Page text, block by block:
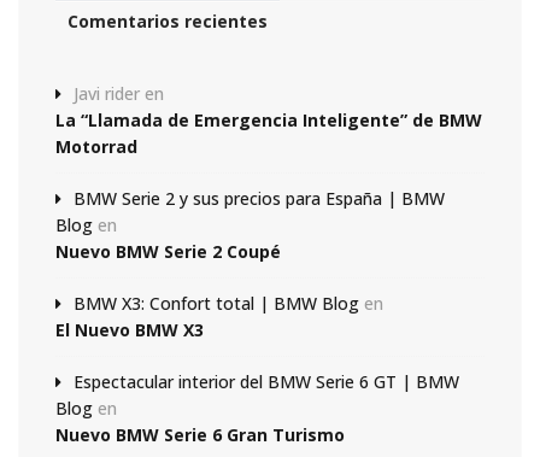
Comentarios recientes
Javi rider en
La “Llamada de Emergencia Inteligente” de BMW
Motorrad
BMW Serie 2 y sus precios para España | BMW
Blog en
Nuevo BMW Serie 2 Coupé
BMW X3: Confort total | BMW Blog en
El Nuevo BMW X3
Espectacular interior del BMW Serie 6 GT | BMW
Blog en
Nuevo BMW Serie 6 Gran Turismo